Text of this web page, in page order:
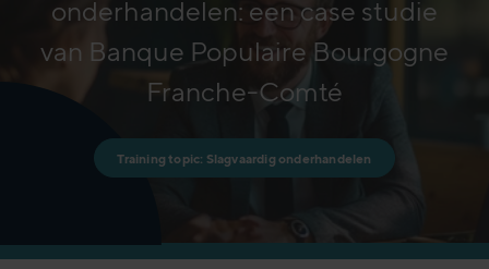
onderhandelen: een case studie
van Banque Populaire Bourgogne
Franche-Comté
Training topic: Slagvaardig onderhandelen